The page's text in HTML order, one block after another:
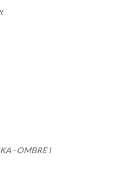
- OMBRE I